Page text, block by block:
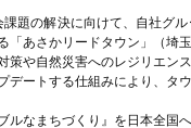
課題の解決に向けて、自社グ
「あさかリードタウン」（
策や自然災害へのレジリエン
デートする仕組みにより、タ
ルなまちづくり』を日本全国